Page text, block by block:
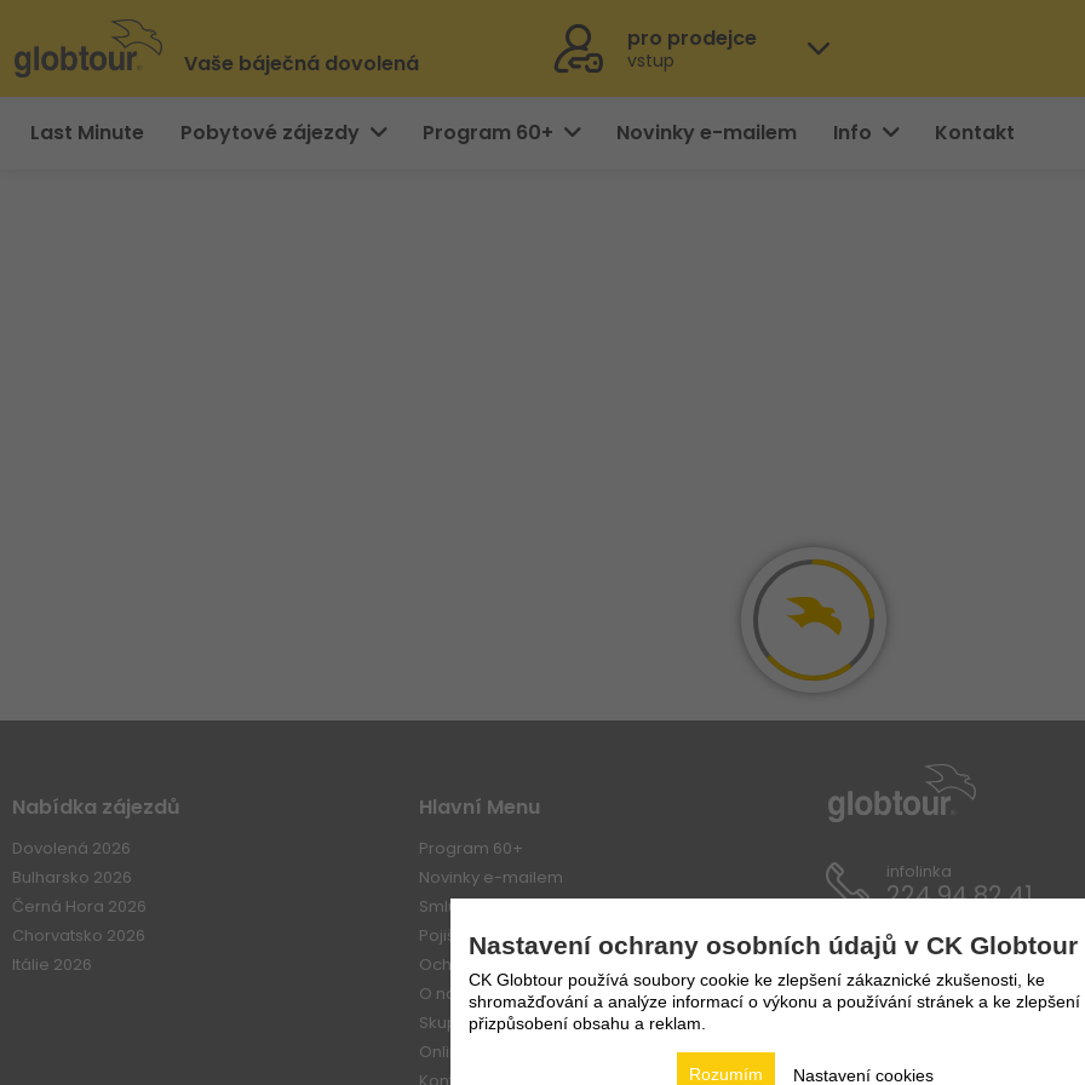
Vaše báječná dovolená
pro prodejce
vstup
Last Minute Pobytové zájezdy Program 60+ Novinky e-mailem Info Kontakt
Nabídka zájezdů
Dovolená 2026
Bulharsko 2026
Černá Hora 2026
Chorvatsko 2026
Itálie 2026
Hlavní Menu
Program 60+
Novinky e-mailem
Smluvní vztahy
Pojištení
Ochrana osobních údajů
O nás
Skupiny
Online platba
infolinka
224 94 82 41
Nastavení ochrany osobních údajů v CK Globtour
CK Globtour používá soubory cookie ke zlepšení zákaznické zkušenosti, ke
shromažďování a analýze informací o výkonu a používání stránek a ke zlepšení
přizpůsobení obsahu a reklam.
Nastavení cookies
Rozumím